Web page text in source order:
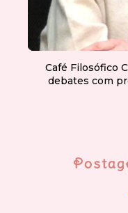
Café Filosófico
debates com